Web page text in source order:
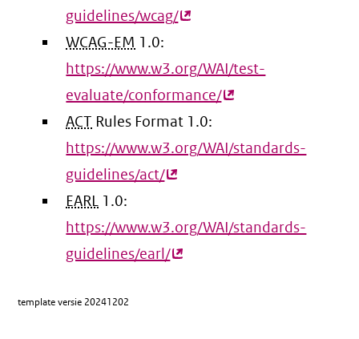
guidelines/wcag/(externe
WCAG-EM 1.0:
https://www.w3.org/WAI/test-
evaluate/conformance/(externe
ACT Rules Format 1.0:
https://www.w3.org/WAI/standards-
guidelines/act/(externe
EARL 1.0:
https://www.w3.org/WAI/standards-
guidelines/earl/(externe
template versie 20241202